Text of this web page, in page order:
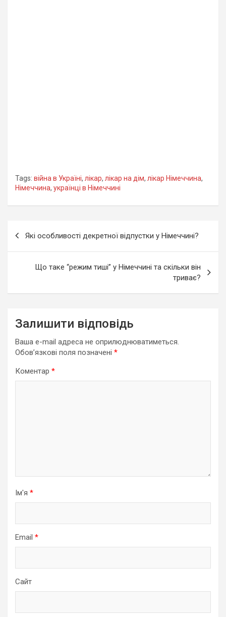
Tags: війна в Україні, лікар, лікар на дім, лікар Німеччина,
Німеччина, українці в Німеччині
Які особливості декретної відпустки у Німеччині?
Що таке “режим тиші” у Німеччині та скільки він
триває?
Залишити відповідь
Ваша e-mail адреса не оприлюднюватиметься.
Обов’язкові поля позначені *
Коментар *
Ім'я *
Email *
Сайт